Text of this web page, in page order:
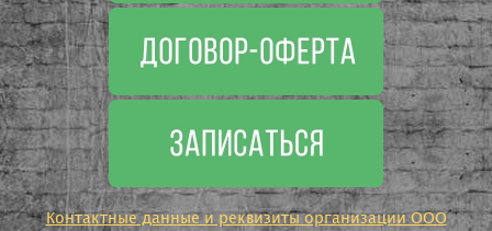
Контактные данные и реквизиты организации ООО